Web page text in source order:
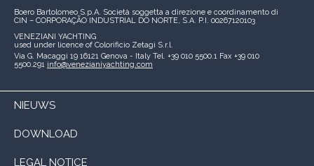
Boero Bartolomeo S.p.A. Società soggetta a direzione e coordinamento di
CIN – CORPORAÇÃO INDUSTRIAL DO NORTE, S.A. P.I. 00267120103
VENEZIANI YACHTING
used under licence of Colorificio Zetagi S.r.l.
Via G. Macaggi 19 16121 Genova - Italy Tel. +39 010 5500.1 Fax +39 010
5500.291 info@venezianiyachting.com
NIEUWS
DOWNLOAD
LEGAL NOTICE